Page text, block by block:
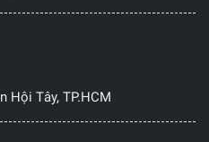
Hội Tây, TP.HCM